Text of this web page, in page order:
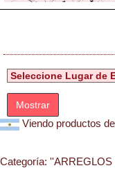
Mostrar
Viendo productos
Categoría: ''ARREGLOS